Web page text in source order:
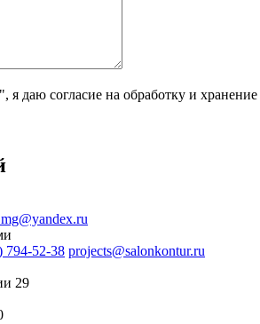
даю согласие на обработку и хранение
794-52-38 projects@salonkontur.ru
29